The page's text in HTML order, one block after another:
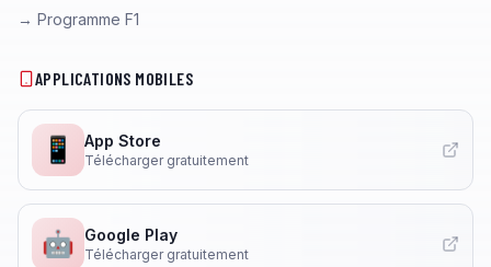
→ Programme F1
APPLICATIONS MOBILES
📱 App Store
Télécharger gratuitement
🤖 Google Play
Télécharger gratuitement